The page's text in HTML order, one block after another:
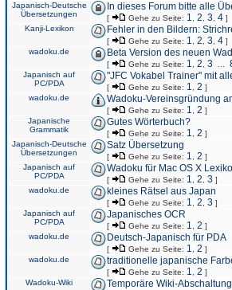
Japanisch-Deutsche
Übersetzungen
In dieses Forum bitte alle
[ Gehe zu Seite: 1 2 3 4 ]
Kanji-Lexikon
Fehler in den Bildern:
[ Gehe zu Seite: 1 2 3 4 ]
wadoku.de
Beta Version des neuen
[ Gehe zu Seite: 1 2 3
Japanisch auf
PC/PDA
"JFC Vokabel Trainer" mit
[ Gehe zu Seite: 1 2 ]
wadoku.de
Wadoku-Vereinsgründung
[ Gehe zu Seite: 1 2 ]
Japanische
Grammatik
Gutes Wörterbuch?
[ Gehe zu Seite: 1 2 ]
Japanisch-Deutsche
Übersetzungen
Satz Übersetzung
[ Gehe zu Seite: 1 2 ]
Japanisch auf
PC/PDA
Wadoku für Mac OS X
[ Gehe zu Seite: 1 2 3 ]
wadoku.de
kleines Rätsel aus Japan
[ Gehe zu Seite: 1 2 3 ]
Japanisch auf
PC/PDA
Japanisches OCR
[ Gehe zu Seite: 1 2 ]
wadoku.de
Deutsch-Japanisch für PDA
[ Gehe zu Seite: 1 2 ]
wadoku.de
traditionelle japanische
[ Gehe zu Seite: 1 2 ]
Wadoku-Wiki
Temporäre Wiki-